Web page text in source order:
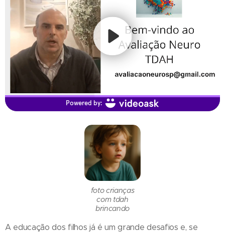
foto crianças
com tdah
brincando
A educação dos filhos já é um grande desafios e, se